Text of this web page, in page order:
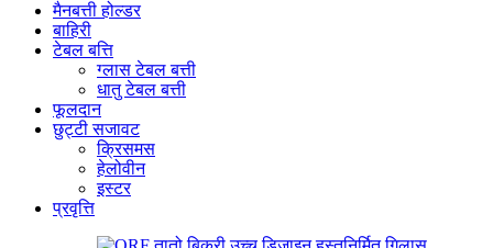
मैनबत्ती होल्डर
बाहिरी
टेबल बत्ति
ग्लास टेबल बत्ती
धातु टेबल बत्ती
फूलदान
छुट्टी सजावट
क्रिसमस
हेलोवीन
इस्टर
प्रवृत्ति